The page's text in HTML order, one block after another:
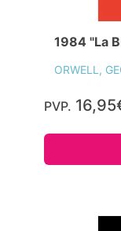
1984 "La
ORWELL,
PVP.